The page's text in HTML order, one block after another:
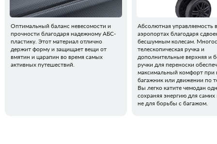
Оптимальный баланс невесомости и
прочности благодаря надежному АБС-
пластику. Этот материал отлично
держит форму и защищает вещи от
вмятин и царапин во время самых
активных путешествий.
Абсолютная управляемость
аэропортах благодаря
бесшумным колесам.
телескопическая ручка и
дополнительные верхняя и
ручки для переноски
максимальный комфорт при
багажник или движении по
Вы легко катите чемодан
сохраняя энергию для самих
не для борьбы с багажом.